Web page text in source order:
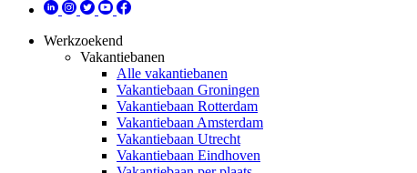
Werkzoekend
Vakantiebanen
Alle vakantiebanen
Vakantiebaan Groningen
Vakantiebaan Rotterdam
Vakantiebaan Amsterdam
Vakantiebaan Utrecht
Vakantiebaan Eindhoven